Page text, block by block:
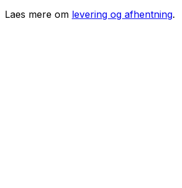
Laes mere om levering og afhentning.